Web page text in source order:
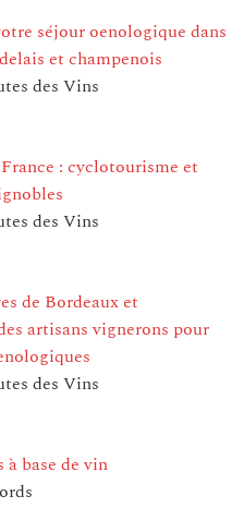
séjour oenologique dans
et champenois
des Vins
: cyclotourisme et
des Vins
de Bordeaux et
artisans vignerons pour
des Vins
base de vin